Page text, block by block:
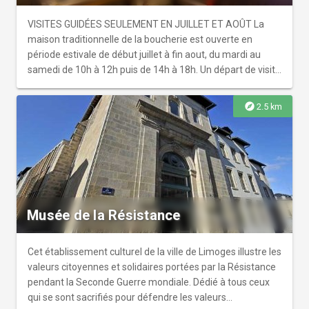
VISITES GUIDÉES SEULEMENT EN JUILLET ET AOÛT La
maison traditionnelle de la boucherie est ouverte en
période estivale de début juillet à fin aout, du mardi au
samedi de 10h à 12h puis de 14h à 18h. Un départ de visite
pittoresque de la Boucherie, elle est l'une des 52 maisons
bâties au début du XIIIème siècle dédiées au métier de la
boucherie. Aujourd'hui, elle est considérée comme un
écomusée mettant en scène la vie de ces familles qui
abattaient sur place, vendaient et cuisaient au rez-de-
chaussée, vivaient dans les étages, tout en séchant des
centaines de peaux de moutons et de porcs dans des
greniers à clairevoie. Outils, photos de la rue en pleine
activité, écrits, mobiliers témoignent avec émotion de
l'intimité d'une communauté fidèle à ses traditions, à sa
foi et à son métier.
explore 2.5 km
Musée de la Résistance
Cet établissement culturel de la ville de Limoges illustre les
valeurs citoyennes et solidaires portées par la Résistance
pendant la Seconde Guerre mondiale. Dédié à tous ceux
qui se sont sacrifiés pour défendre les valeurs